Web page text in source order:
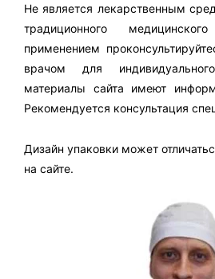
Не является лекарственным
традиционного
применением
врачом для
материалы сайта имеют
Рекомендуется консультация
Дизайн упаковки может
на сайте.